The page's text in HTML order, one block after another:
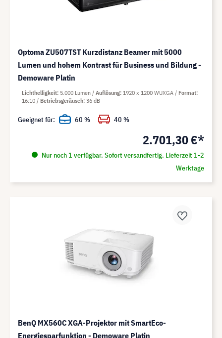
Optoma ZU507TST Kurzdistanz Beamer mit 5000
Lumen und hohem Kontrast für Business und Bildung -
Demoware Platin
2.701,30 €*
Nur noch 1 verfügbar. Sofort versandfertig. Lieferzeit 1-2
Werktage
Lichthelligkeit 5.000 Lumen Auflösung 1920 x 1200 WUXGA
Format
16:10
Betriebsgeräusch 36 dB
Geeignet für: 60 % 40 %
BenQ MX560C XGA-Projektor mit SmartEco-
Energiesparfunktion - Demoware Platin